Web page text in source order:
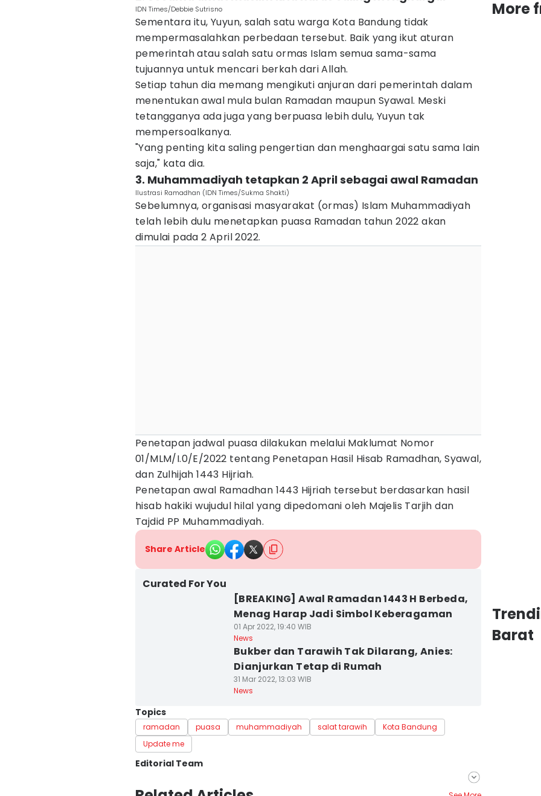
IDN Times/Debbie Sutrisno
Sementara itu, Yuyun, salah satu warga Kota Bandung tidak
mempermasalahkan perbedaan tersebut. Baik yang ikut aturan
pemerintah atau salah satu ormas Islam semua sama-sama
tujuannya untuk mencari berkah dari Allah.
Setiap tahun dia memang mengikuti anjuran dari pemerintah dalam
menentukan awal mula bulan Ramadan maupun Syawal. Meski
tetangganya ada juga yang berpuasa lebih dulu, Yuyun tak
mempersoalkanya.
"Yang penting kita saling pengertian dan menghaargai satu sama lain
saja," kata dia.
3. Muhammadiyah tetapkan 2 April sebagai awal Ramadan
Ilustrasi Ramadhan (IDN Times/Sukma Shakti)
Sebelumnya, organisasi masyarakat (ormas) Islam Muhammadiyah
telah lebih dulu menetapkan puasa Ramadan tahun 2022 akan
dimulai pada 2 April 2022.
Penetapan jadwal puasa dilakukan melalui Maklumat Nomor
01/MLM/I.0/E/2022 tentang Penetapan Hasil Hisab Ramadhan, Syawal,
dan Zulhijah 1443 Hijriah.
Penetapan awal Ramadhan 1443 Hijriah tersebut berdasarkan hasil
hisab hakiki wujudul hilal yang dipedomani oleh Majelis Tarjih dan
Tajdid PP Muhammadiyah.
Share Article
Curated For You
[BREAKING] Awal Ramadan 1443 H Berbeda,
Menag Harap Jadi Simbol Keberagaman
01 Apr 2022, 19:40 WIB
News
Bukber dan Tarawih Tak Dilarang, Anies:
Dianjurkan Tetap di Rumah
31 Mar 2022, 13:03 WIB
News
Topics
ramadan puasa muhammadiyah salat tarawih
Kota Bandung
Update me
Editorial Team
Editor
More
Barat